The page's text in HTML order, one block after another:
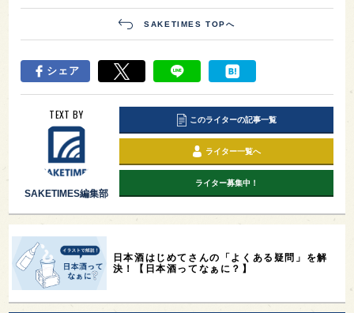
SAKETIMES TOPへ
シェア
TEXT BY
SAKETIMES編集部
このライターの記事一覧
ライター一覧へ
ライター募集中！
日本酒はじめてさんの「よくある疑問」を解
決！【日本酒ってなぁに？】